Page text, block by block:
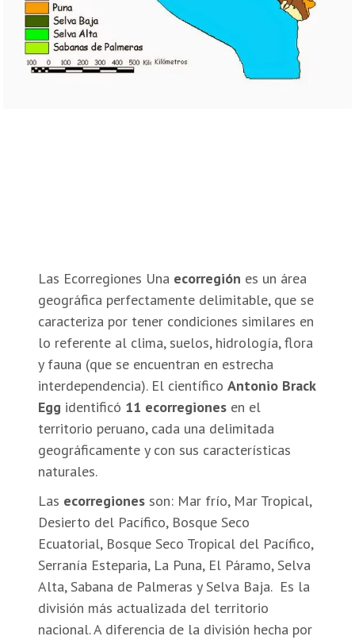
Las Ecorregiones Una ecorregión es un área
geográfica perfectamente delimitable, que se
caracteriza por tener condiciones similares en
lo referente al clima, suelos, hidrología, flora
y fauna (que se encuentran en estrecha
interdependencia). El científicoAntonio Brack
Egg identificó 11 ecorregiones en el
territorio peruano, cada una delimitada
geográficamente y con sus características
naturales.
Las ecorregiones son: Mar frío, Mar Tropical,
Desierto del Pacífico, Bosque Seco
Ecuatorial, Bosque Seco Tropical del Pacífico,
Serranía Esteparia, La Puna, El Páramo, Selva
Alta, Sabana de Palmeras y Selva Baja. Es la
división más actualizada del territorio
nacional. A diferencia de la división hecha por